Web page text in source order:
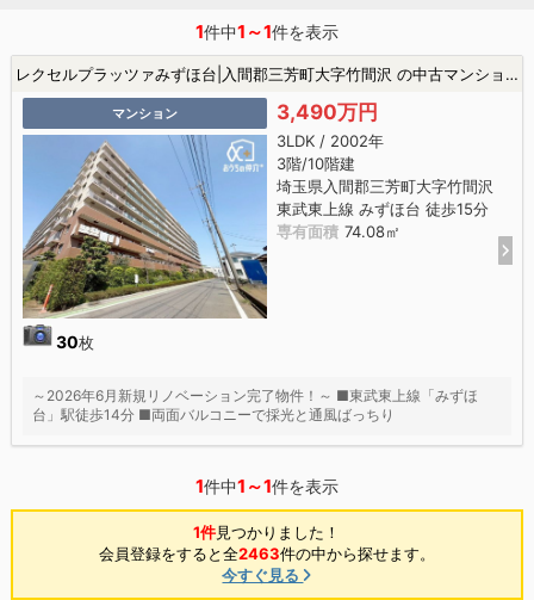
1件中1～1件を表示
レクセルプラッツァみずほ台|入間郡三芳町大字竹間沢 の中古マンション
マンション
30枚
3,490万円
3LDK / 2002年
3階/10階建
埼玉県入間郡三芳町大字竹間沢
東武東上線 みずほ台 徒歩15分
専有面積 74.08㎡
～2026年6月新規リノベーション完了物件！～ ■東武東上線「みずほ
台」駅徒歩14分 ■両面バルコニーで採光と通風ばっちり
1件中1～1件を表示
1件見つかりました！
会員登録をすると全2463件の中から探せます。
今すぐ見る